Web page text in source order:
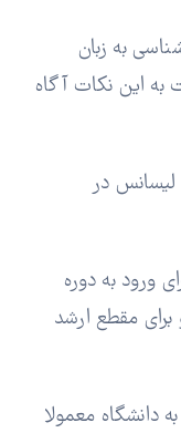
به زبان
به این نکات آگاه
لیسانس در
ورود به دوره
باید حداقل بین 5.5 تا 6 و برای مقطع ارشد
دانشگاه معمولا